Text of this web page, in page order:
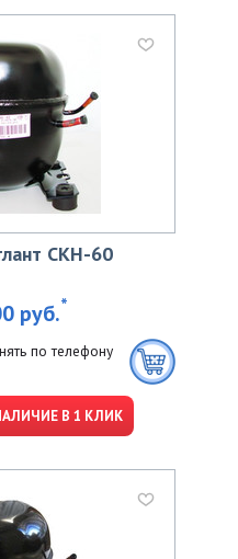
СКН-60
руб.*
по телефону
В 1 КЛИК